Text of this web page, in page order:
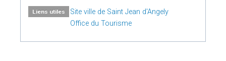
Liens utiles
Site ville de Saint Jean d'Angely
Office du Tourisme